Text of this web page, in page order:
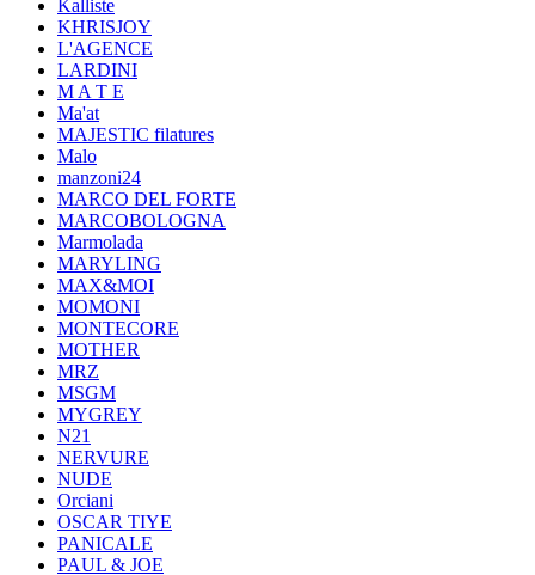
Kalliste
KHRISJOY
L'AGENCE
LARDINI
M A T E
Ma'at
MAJESTIC filatures
Malo
manzoni24
MARCO DEL FORTE
MARCOBOLOGNA
Marmolada
MARYLING
MAX&MOI
MOMONI
MONTECORE
MOTHER
MRZ
MSGM
MYGREY
N21
NERVURE
NUDE
Orciani
OSCAR TIYE
PANICALE
PAUL & JOE